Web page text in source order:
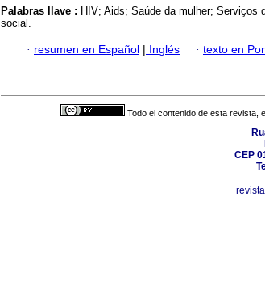
Palabras llave : HIV; Aids; Saúde da mulher; Serviços
social.
· resumen en Español | Inglés · texto en
Todo el contenido de esta revista,
CEP